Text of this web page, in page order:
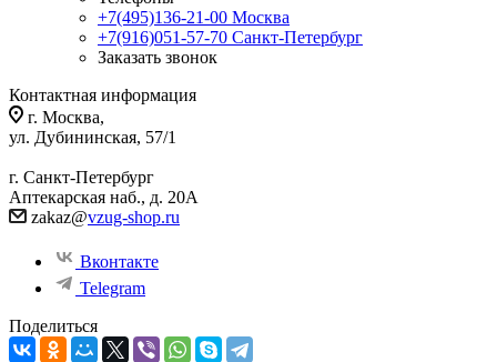
+7(495)136-21-00‬ Москва
+7(916)051-57-70 Санкт-Петербург
Заказать звонок
Контактная информация
г. Москва,
ул. Дубининская, 57/1
г. Санкт-Петербург
Аптекарская наб., д. 20А
zakaz@vzug-shop.ru
Вконтакте
Telegram
Поделиться